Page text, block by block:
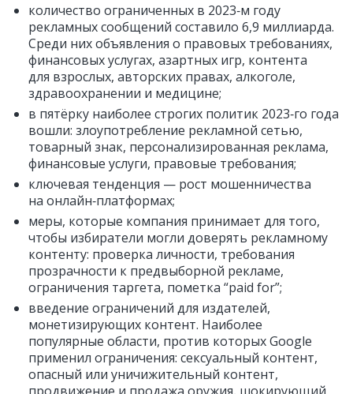
количество ограниченных в 2023‑м году
рекламных сообщений составило 6,9 миллиарда.
Среди них объявления о правовых требованиях,
финансовых услугах, азартных игр, контента
для взрослых, авторских правах, алкоголе,
здравоохранении и медицине;
в пятёрку наиболее строгих политик 2023‑го года
вошли: злоупотребление рекламной сетью,
товарный знак, персонализированная реклама,
финансовые услуги, правовые требования;
ключевая тенденция — рост мошенничества
на онлайн‑платформах;
меры, которые компания принимает для того,
чтобы избиратели могли доверять рекламному
контенту: проверка личности, требования
прозрачности к предвыборной рекламе,
ограничения таргета, пометка “paid for”;
введение ограничений для издателей,
монетизирующих контент. Наиболее
популярные области, против которых Google
применил ограничения: сексуальный контент,
опасный или уничижительный контент,